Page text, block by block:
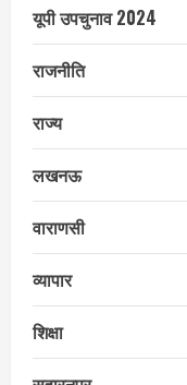
यूपी उपचुनाव 2024
राजनीति
राज्य
लखनऊ
वाराणसी
व्यापार
शिक्षा